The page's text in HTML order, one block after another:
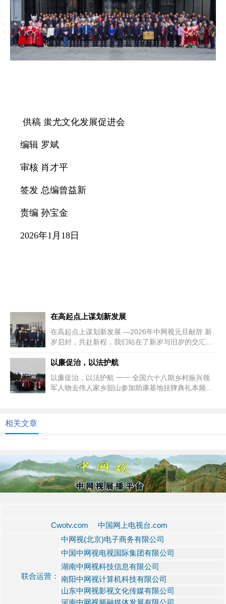
供稿 蚩尤文化发展促进会
编辑 罗斌
审核 肖才平
签发 总编曾益新
责编 孙宝金
2026年1 月 18日
上一篇
在高起点上谋划新发展
在高起点上谋划新发展 —2026年中网视元旦献辞 新
岁启封，共赴新程，我们站在了新岁与旧岁的交汇
下一篇
以廉促治，以法护航
以廉促治，以法护航 一一 全国六十八期乡村振兴领
军人物去伟人家乡韶山参加助康基地挂牌典礼本频道
相关文章
Cwotv.com 中国网上电视台.com
联合运营：
中网视(北京)电子商务有限公司
中国中网视电视国际集团有限公司
湖南中网视科技信息有限公司
南阳中网视计算机科技有限公司
山东中网视影视文化传媒有限公司